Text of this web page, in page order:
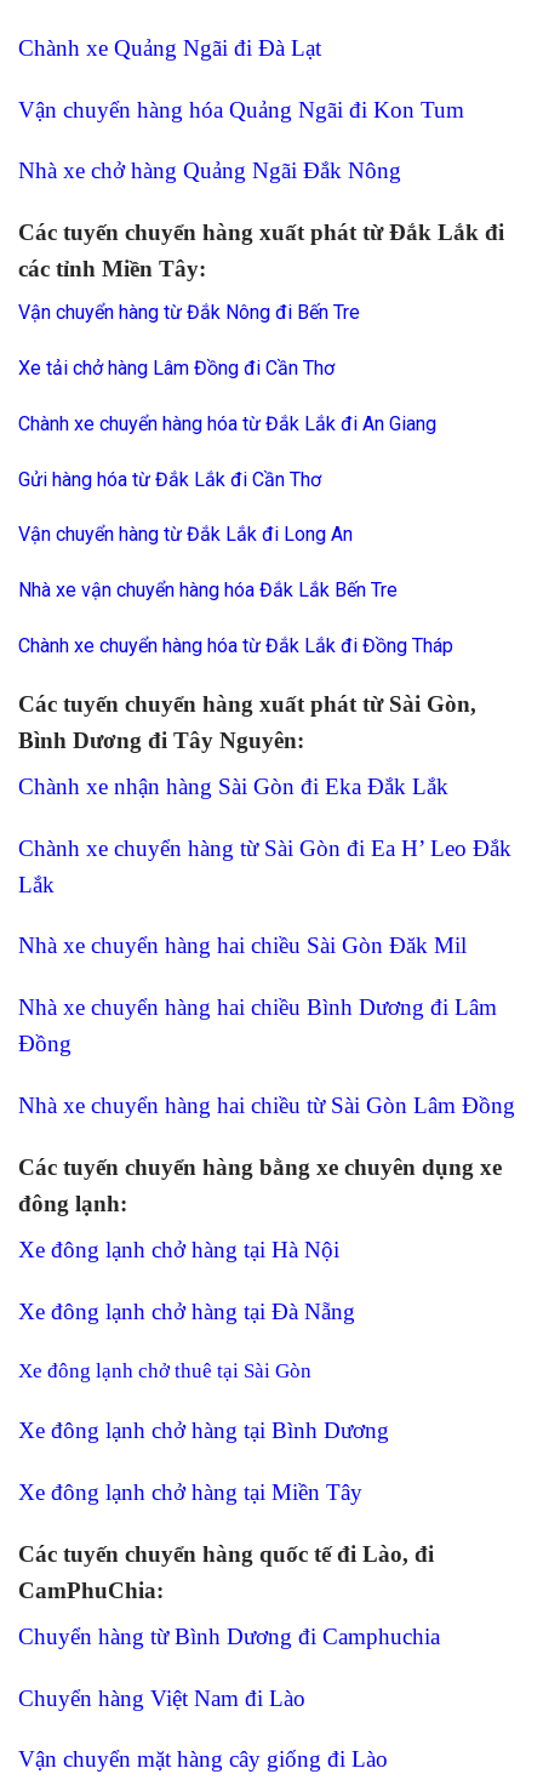
Chành xe Quảng Ngãi đi Đà Lạt
Vận chuyển hàng hóa Quảng Ngãi đi Kon Tum
Nhà xe chở hàng Quảng Ngãi Đắk Nông
Các tuyến chuyển hàng xuất phát từ Đắk Lắk đi
các tỉnh Miền Tây:
Vận chuyển hàng từ Đắk Nông đi Bến Tre
Xe tải chở hàng Lâm Đồng đi Cần Thơ
Chành xe chuyển hàng hóa từ Đắk Lắk đi An Giang
Gửi hàng hóa từ Đắk Lắk đi Cần Thơ
Vận chuyển hàng từ Đắk Lắk đi Long An
Nhà xe vận chuyển hàng hóa Đắk Lắk Bến Tre
Chành xe chuyển hàng hóa từ Đắk Lắk đi Đồng Tháp
Các tuyến chuyển hàng xuất phát từ Sài Gòn,
Bình Dương đi Tây Nguyên:
Chành xe nhận hàng Sài Gòn đi Eka Đắk Lắk
Chành xe chuyển hàng từ Sài Gòn đi Ea H’ Leo Đắk
Lắk
Nhà xe chuyển hàng hai chiều Sài Gòn Đăk Mil
Nhà xe chuyển hàng hai chiều Bình Dương đi Lâm
Đồng
Nhà xe chuyển hàng hai chiều từ Sài Gòn Lâm Đồng
Các tuyến chuyển hàng bằng xe chuyên dụng xe
đông lạnh:
Xe đông lạnh chở hàng tại Hà Nội
Xe đông lạnh chở hàng tại Đà Nẵng
Xe đông lạnh chở thuê tại Sài Gòn
Xe đông lạnh chở hàng tại Bình Dương
Xe đông lạnh chở hàng tại Miền Tây
Các tuyến chuyển hàng quốc tế đi Lào, đi
CamPhuChia:
Chuyển hàng từ Bình Dương đi Camphuchia
Chuyển hàng Việt Nam đi Lào
Vận chuyển mặt hàng cây giống đi Lào